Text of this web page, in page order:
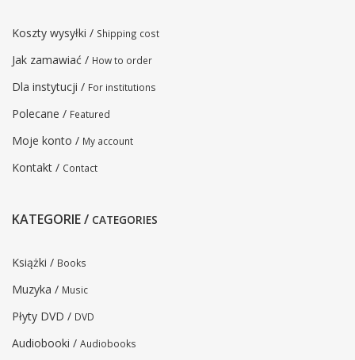
Koszty wysyłki / Shipping cost
Jak zamawiać / How to order
Dla instytucji / For institutions
Polecane / Featured
Moje konto / My account
Kontakt / Contact
KATEGORIE / CATEGORIES
Książki / Books
Muzyka / Music
Płyty DVD / DVD
Audiobooki / Audiobooks